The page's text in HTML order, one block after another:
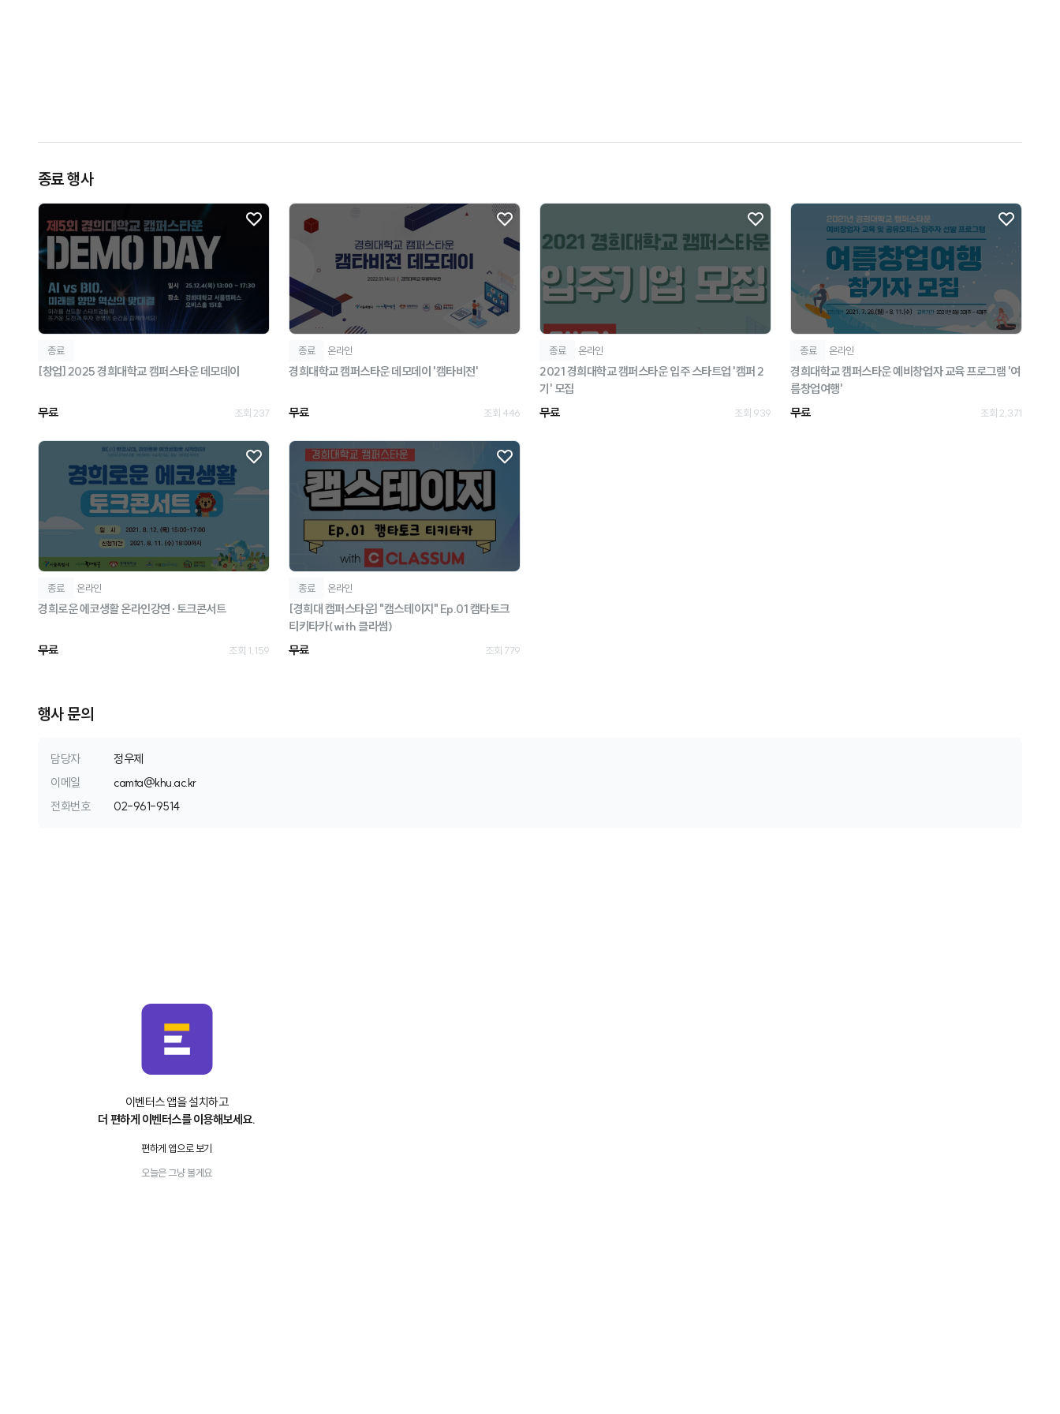
종료 행사
종료
[창업] 2025 경희대학교 캠퍼스타운 데모데이
무료 조회 237
종료 온라인
경희대학교 캠퍼스타운 데모데이 '캠타비전'
무료 조회 446
종료 온라인
2021 경희대학교 캠퍼스타운 입주 스타트업 '캠퍼 2
기' 모집
무료
조회 939
종료 온라인
경희대학교 캠퍼스타운 예비창업자 교육 프로그램 '여
름창업여행'
무료
조회 2,371
종료 온라인
경희로운 에코생활 온라인강연·토크콘서트
무료 조회 1,159
종료 온라인
[경희대 캠퍼스타운] "캠스테이지" Ep.01 캠타토크
티키타카(with 클라썸)
무료
조회 779
행사 문의
담당자
정우제
이메일
camta@khu.ac.kr
전화번호
02-961-9514
이벤터스 앱을 설치하고
더 편하게 이벤터스를 이용해보세요.
편하게 앱으로 보기
오늘은 그냥 볼게요